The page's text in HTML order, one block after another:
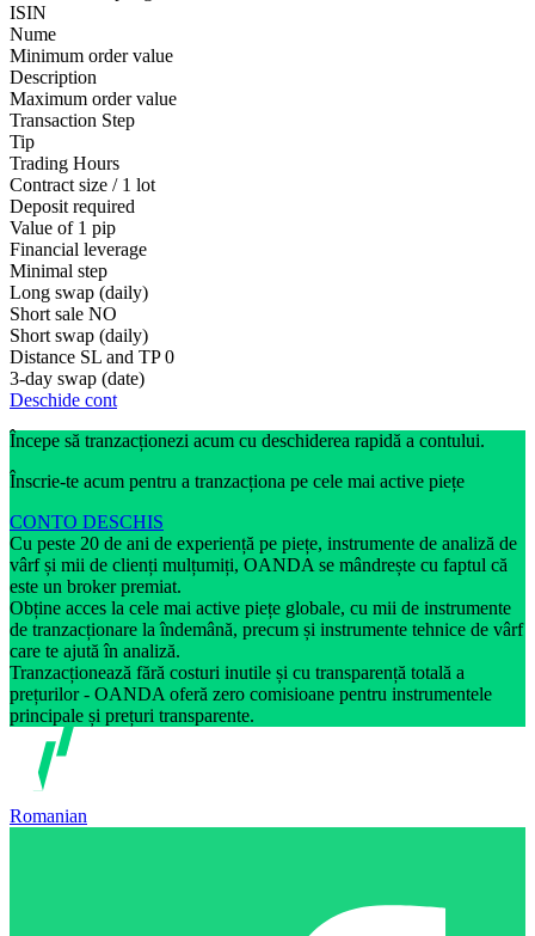
ISIN
Nume
Minimum order value
Description
Maximum order value
Transaction Step
Tip
Trading Hours
Contract size / 1 lot
Deposit required
Value of 1 pip
Financial leverage
Minimal step
Long swap (daily)
Short sale NO
Short swap (daily)
Distance SL and TP 0
3-day swap (date)
Deschide cont
Începe să tranzacționezi acum cu deschiderea rapidă a contului.
Înscrie-te acum pentru a tranzacționa pe cele mai active piețe
CONTO DESCHIS
Cu peste 20 de ani de experiență pe piețe, instrumente de analiză de
vârf și mii de clienți mulțumiți, OANDA se mândrește cu faptul că
este un broker premiat.
Obține acces la cele mai active piețe globale, cu mii de instrumente
de tranzacționare la îndemână, precum și instrumente tehnice de vârf
care te ajută în analiză.
Tranzacționează fără costuri inutile și cu transparență totală a
prețurilor - OANDA oferă zero comisioane pentru instrumentele
principale și prețuri transparente.
Romanian